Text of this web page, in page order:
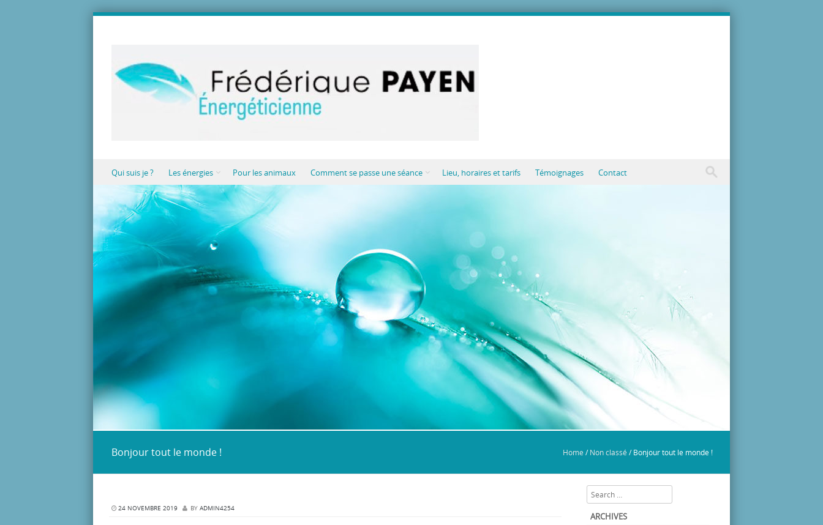
Menu
Skip to content
Qui suis je ? Les énergies Pour les animaux Comment se passe une séance Lieu, horaires et tarifs Témoignages Contact
Bonjour tout le monde ! Home /Non classé /Bonjour tout le monde !
24 NOVEMBRE 2019 BY ADMIN4254
Search
ARCHIVES